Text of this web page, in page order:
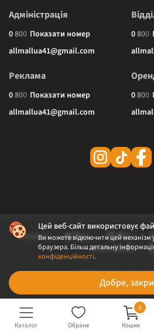
Каталог Обране
0
Кошик
Цей веб-сайт використовує
Ви можете відключити цей механізм
браузера. Більш детальну
конфіденційності.
Добре,
Адміністрація
0800 Показати номер
allmallua41@gmail.com
0800
Реклама
0800 Показати номер
allmallua41@gmail.com
0800
© 2026 ALLMALL. Всі
Політика конфіденційності